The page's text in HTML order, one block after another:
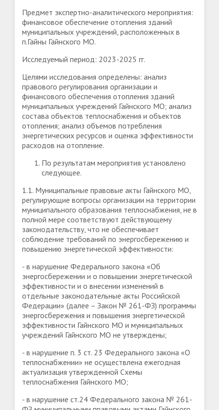
Предмет экспертно-аналитического мероприятия:
финансовое обеспечение отопления зданий
муниципальных учреждений, расположенных в
п.Гайны Гайнского МО.
Исследуемый период: 2023-2025 гг.
Целями исследования определены: анализ
правового регулирования организации и
финансового обеспечения отопления зданий
муниципальных учреждений Гайнского МО; анализ
состава объектов теплоснабжения и объектов
отопления; анализ объемов потребления
энергетических ресурсов и оценка эффективности
расходов на отопление.
По результатам мероприятия установлено
следующее.
1.1. Муниципальные правовые акты Гайнского МО,
регулирующие вопросы организации на территории
муниципального образования теплоснабжения, не в
полной мере соответствуют действующему
законодательству, что не обеспечивает
соблюдение требований по энергосбережению и
повышению энергетической эффективности:
- в нарушение Федерального закона «Об
энергосбережении и о повышении энергетической
эффективности и о внесении изменений в
отдельные законодательные акты Российской
Федерации» (далее – Закон № 261-ФЗ) программы
энергосбережения и повышения энергетической
эффективности Гайнского МО и муниципальных
учреждений Гайнского МО не утверждены;
- в нарушение п. 3 ст. 23 Федерального закона «О
теплоснабжении» не осуществлена ежегодная
актуализация утвержденной Схемы
теплоснабжения Гайнского МО;
- в нарушение ст.24 Федерального закона № 261-